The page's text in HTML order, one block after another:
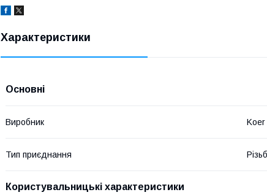
Характеристики
Основні
Виробник Koer
Тип приєднання
Користувальницькі характеристики